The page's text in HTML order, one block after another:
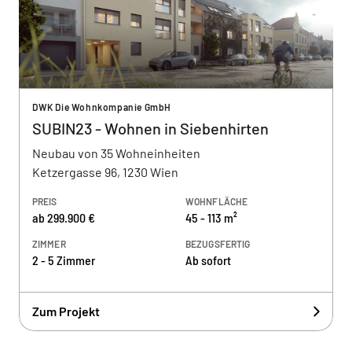
DWK Die Wohnkompanie GmbH
SUBIN23 - Wohnen in Siebenhirten
Neubau von 35 Wohneinheiten
Ketzergasse 96, 1230 Wien
PREIS
ab 299.900 €
WOHNFLÄCHE
45 - 113 m²
ZIMMER
2 - 5 Zimmer
BEZUGSFERTIG
Ab sofort
Zum Projekt